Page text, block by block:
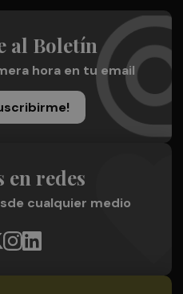
al Boletín
hora en tu email
en redes
cualquier medio